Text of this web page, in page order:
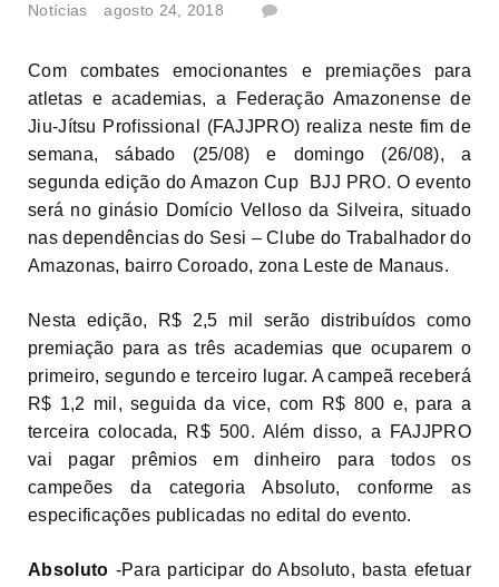
Notícias agosto 24, 2018
Com combates emocionantes e premiações para
atletas e academias, a Federação Amazonense de
Jiu-Jítsu Profissional (FAJJPRO) realiza neste fim de
semana, sábado (25/08) e domingo (26/08), a
segunda edição do Amazon Cup BJJ PRO. O evento
será no ginásio Domício Velloso da Silveira, situado
nas dependências do Sesi – Clube do Trabalhador do
Amazonas, bairro Coroado, zona Leste de Manaus.
Nesta edição, R$ 2,5 mil serão distribuídos como
premiação para as três academias que ocuparem o
primeiro, segundo e terceiro lugar. A campeã receberá
R$ 1,2 mil, seguida da vice, com R$ 800 e, para a
terceira colocada, R$ 500. Além disso, a FAJJPRO
vai pagar prêmios em dinheiro para todos os
campeões da categoria Absoluto, conforme as
especificações publicadas no edital do evento.
Absoluto -Para participar do Absoluto, basta efetuar